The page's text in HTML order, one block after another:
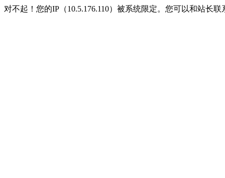
对不起！您的IP（10.5.176.110）被系统限定。您可以和站长联